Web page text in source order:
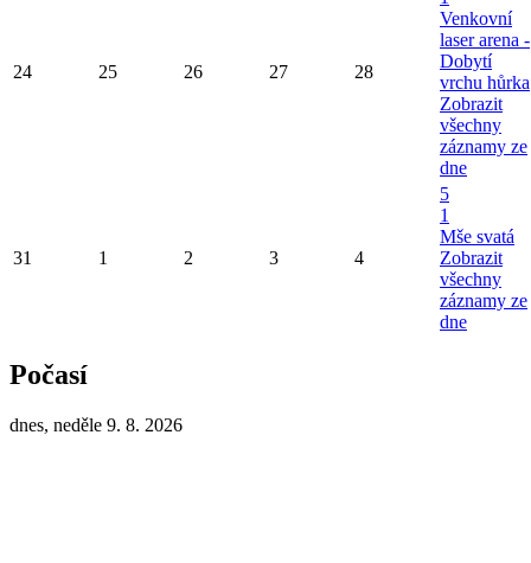
24 25 26 27 28
Venkovní
laser arena -
Dobytí
vrchu hůrka
Zobrazit
všechny
záznamy ze
dne
31 1 2 3 4
5
1
Mše svatá
Zobrazit
všechny
záznamy ze
dne
Počasí
dnes, neděle 9. 8. 2026